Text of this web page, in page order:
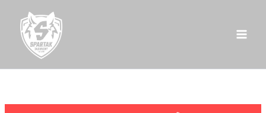
содержимому